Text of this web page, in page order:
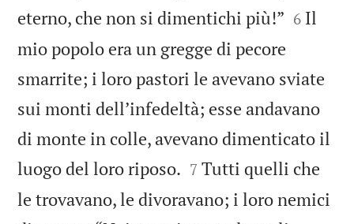
eterno, che non si dimentichi più!” 

6 Il
mio popolo era un gregge di pecore
smarrite; i loro pastori le avevano sviate
sui monti dell’infedeltà; esse andavano
di monte in colle, avevano dimenticato il
luogo del loro riposo. 

7 Tutti quelli che
le trovavano, le divoravano; i loro nemici